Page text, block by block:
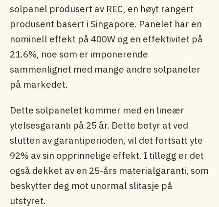
solpanel produsert av REC, en høyt rangert
produsent basert i Singapore. Panelet har en
nominell effekt på 400W og en effektivitet på
21.6%, noe som er imponerende
sammenlignet med mange andre solpaneler
på markedet.
Dette solpanelet kommer med en lineær
ytelsesgaranti på 25 år. Dette betyr at ved
slutten av garantiperioden, vil det fortsatt yte
92% av sin opprinnelige effekt. I tillegg er det
også dekket av en 25-års materialgaranti, som
beskytter deg mot unormal slitasje på
utstyret.